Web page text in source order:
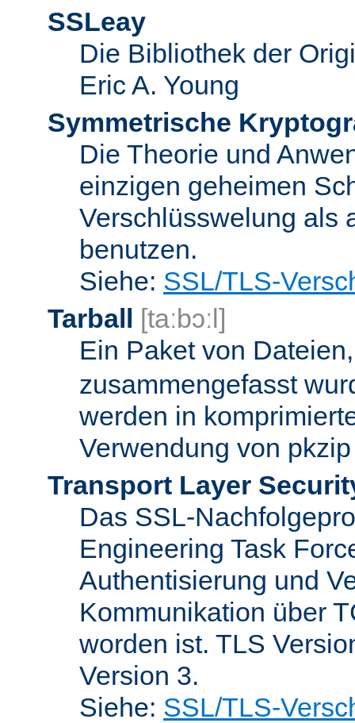
SSLeay
Die Bibliothek der
Eric A. Young
Symmetrische
Die Theorie und
einzigen geheimen
Verschlüsswelung als
benutzen.
Siehe: SSL/TLS-
Tarball [taːbɔːl]
Ein Paket von
zusammengefasst
werden in
Verwendung von
Transport Layer
Das SSL-
Engineering Task
Authentisierung und
Kommunikation über
worden ist. TLS
Version 3.
Siehe: SSL/TLS-